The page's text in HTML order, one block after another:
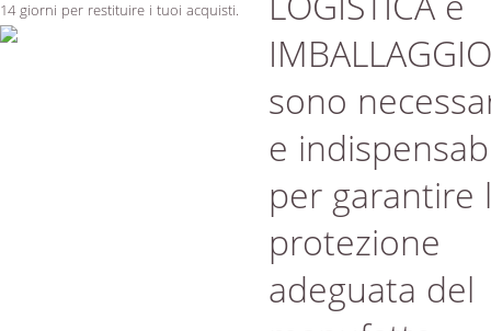
14 giorni per restituire i tuoi acquisti.
IMBALLAGGIO
sono
e
per garantire
protezione
adeguata del